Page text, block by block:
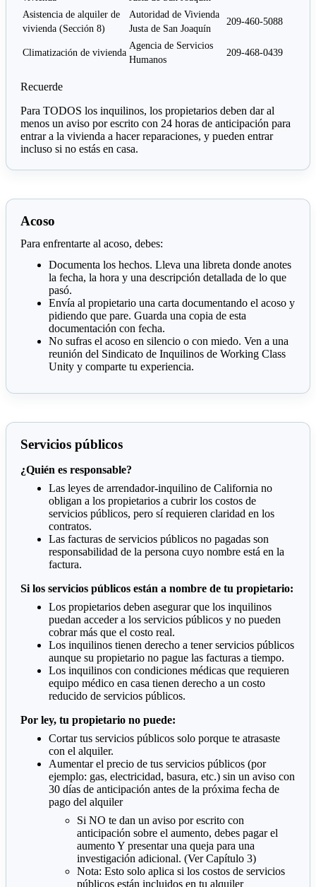
Asistencia de alquiler de
vivienda (Sección 8)
Autoridad de Vivienda
Justa de San Joaquín
209-460-5088
Climatización de vivienda
Agencia de Servicios
Humanos
209-468-0439
Recuerde
Para TODOS los inquilinos, los propietarios deben dar al
menos un aviso por escrito con 24 horas de anticipación para
entrar a la vivienda a hacer reparaciones, y pueden entrar
incluso si no estás en casa.
Acoso
Para enfrentarte al acoso, debes:
Documenta los hechos. Lleva una libreta donde anotes
la fecha, la hora y una descripción detallada de lo que
pasó.
Envía al propietario una carta documentando el acoso y
pidiendo que pare. Guarda una copia de esta
documentación con fecha.
No sufras el acoso en silencio o con miedo. Ven a una
reunión del Sindicato de Inquilinos de Working Class
Unity y comparte tu experiencia.
Servicios públicos
¿Quién es responsable?
Las leyes de arrendador-inquilino de California no
obligan a los propietarios a cubrir los costos de
servicios públicos, pero sí requieren claridad en los
contratos.
Las facturas de servicios públicos no pagadas son
responsabilidad de la persona cuyo nombre está en la
factura.
Si los servicios públicos están a nombre de tu propietario:
Los propietarios deben asegurar que los inquilinos
puedan acceder a los servicios públicos y no pueden
cobrar más que el costo real.
Los inquilinos tienen derecho a tener servicios públicos
aunque su propietario no pague las facturas a tiempo.
Los inquilinos con condiciones médicas que requieren
equipo médico en casa tienen derecho a un costo
reducido de servicios públicos.
Por ley, tu propietario no puede:
Cortar tus servicios públicos solo porque te atrasaste
con el alquiler.
Aumentar el precio de tus servicios públicos (por
ejemplo: gas, electricidad, basura, etc.) sin un aviso con
30 días de anticipación antes de la próxima fecha de
pago del alquiler
Si NO te dan un aviso por escrito con
anticipación sobre el aumento, debes pagar el
aumento Y presentar una queja para una
investigación adicional. (Ver Capítulo 3)
Nota: Esto solo aplica si los costos de servicios
públicos están incluidos en tu alquiler